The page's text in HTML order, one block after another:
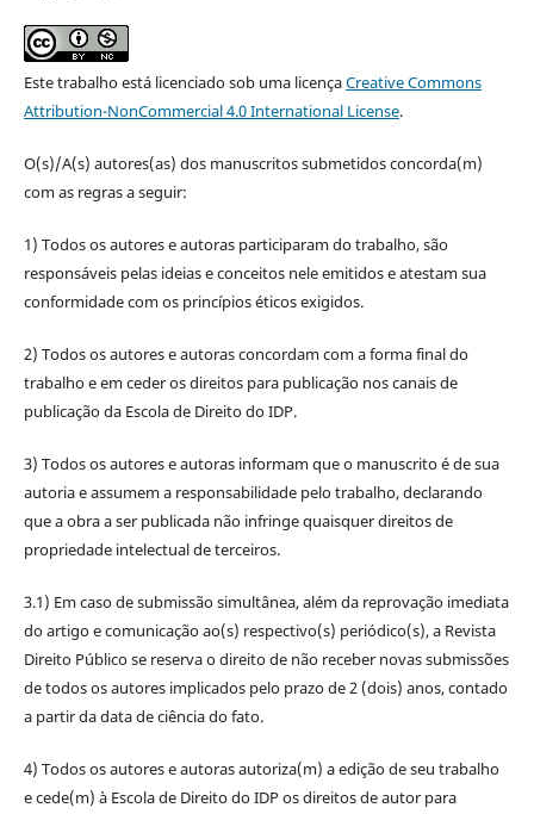
Este trabalho está licenciado sob uma licençaCreative Commons
Attribution-NonCommercial 4.0 International License.
O(s)/A(s) autores(as) dos manuscritos submetidos concorda(m)
com as regras a seguir:
1) Todos os autores e autoras participaram do trabalho, são
responsáveis pelas ideias e conceitos nele emitidos e atestam sua
conformidade com os princípios éticos exigidos.
2) Todos os autores e autoras concordam com a forma final do
trabalho e em ceder os direitos para publicação nos canais de
publicação da Escola de Direito do IDP.
3) Todos os autores e autoras informam que o manuscrito é de sua
autoria e assumem a responsabilidade pelo trabalho, declarando
que a obra a ser publicada não infringe quaisquer direitos de
propriedade intelectual de terceiros.
3.1) Em caso de submissão simultânea, além da reprovação imediata
do artigo e comunicação ao(s) respectivo(s) periódico(s), a Revista
Direito Público se reserva o direito de não receber novas submissões
de todos os autores implicados pelo prazo de 2 (dois) anos, contado
a partir da data de ciência do fato.
4) Todos os autores e autoras autoriza(m) a edição de seu trabalho
e cede(m) à Escola de Direito do IDP os direitos de autor para